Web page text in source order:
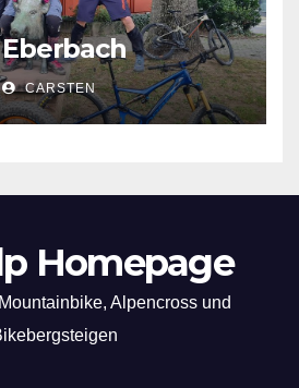
CARSTEN
Homepage
Alpencross und